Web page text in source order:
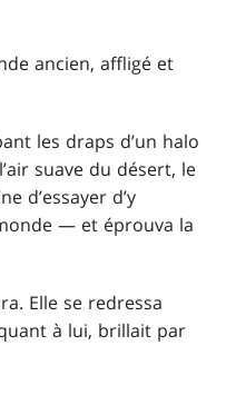
ancien, affligé et
les draps d’un halo
suave du désert, le
d’essayer d’y
— et éprouva la
Elle se redressa
à lui, brillait par